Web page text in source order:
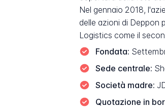
Nel gennaio 2018,
delle azioni di Deppon
Logistics come il
Fondata:
Sede centrale:
Società madre:
Quotazione in